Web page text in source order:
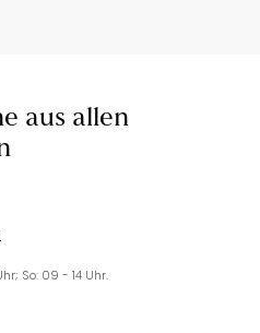
Stöbere durch
und lass dich von
und Bikinis
kannst du zu Hause in
eine große
aus allen
So: 09 - 14 Uhr.